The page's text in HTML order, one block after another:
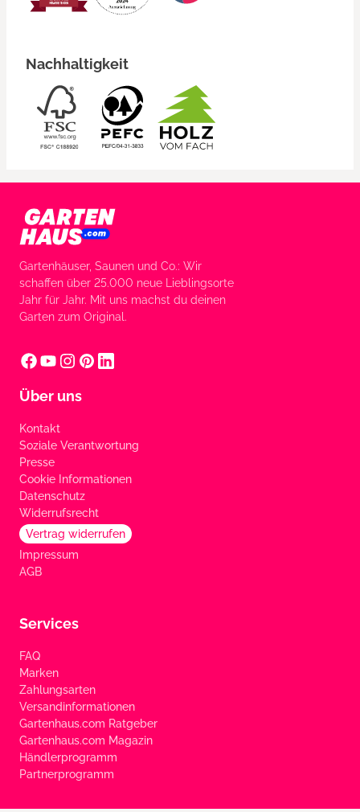
Nachhaltigkeit
Gartenhäuser, Saunen und Co.: Wir
schaffen über 25.000 neue Lieblingsorte
Jahr für Jahr. Mit uns machst du deinen
Garten zum Original.
Über uns
Kontakt
Soziale Verantwortung
Presse
Cookie Informationen
Datenschutz
Widerrufsrecht
Vertrag widerrufen
Impressum
AGB
Services
FAQ
Marken
Zahlungsarten
Versandinformationen
Gartenhaus.com Ratgeber
Gartenhaus.com Magazin
Händlerprogramm
Partnerprogramm